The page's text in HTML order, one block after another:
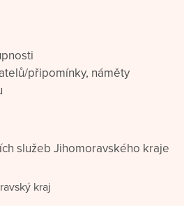
připomínky, náměty
služeb Jihomoravského kraje
kraj